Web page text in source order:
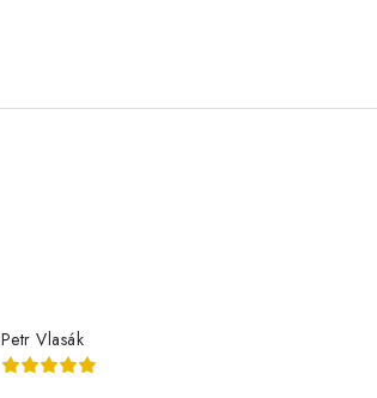
Petr Vlasák